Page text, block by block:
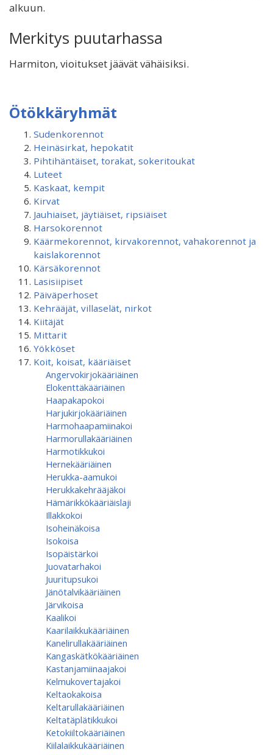
alkuun.
Merkitys puutarhassa
Harmiton, vioitukset jäävät vähäisiksi.
Ötökkäryhmät
Sudenkorennot
Heinäsirkat, hepokatit
Pihtihäntäiset, torakat, sokeritoukat
Luteet
Kaskaat, kempit
Kirvat
Jauhiaiset, jäytiäiset, ripsiäiset
Harsokorennot
Käärmekorennot, kirvakorennot, vahakorennot ja
kaislakorennot
Kärsäkorennot
Lasisiipiset
Päiväperhoset
Kehrääjät, villaselät, nirkot
Kiitäjät
Mittarit
Yökköset
Koit, koisat, kääriäiset
Angervokirjokääriäinen
Elokenttäkääriäinen
Haapakapokoi
Harjukirjokääriäinen
Harmohaapamiinakoi
Harmorullakääriäinen
Harmotikkukoi
Hernekääriäinen
Herukka-aamukoi
Herukkakehrääjäkoi
Hämärikkökääriäislaji
Illakkokoi
Isoheinäkoisa
Isokoisa
Isopäistärkoi
Juovatarhakoi
Juuritupsukoi
Jänötalvikääriäinen
Järvikoisa
Kaalikoi
Kaarilaikkukääriäinen
Kanelirullakääriäinen
Kangaskätkökääriäinen
Kastanjamiinaajakoi
Kelmukovertajakoi
Keltaokakoisa
Keltarullakääriäinen
Keltatäplätikkukoi
Ketokiiltokääriäinen
Kiilalaikkukääriäinen